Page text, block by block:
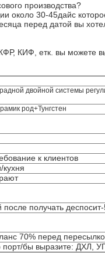
производства?
около 30-45дайс
перед датой вы
етк. вы можете
двойной системы
род+Тунгстен
к клиентов
получать деспосит-
70% перед
бы выразите: ДХЛ,